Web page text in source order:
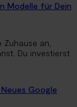
Modelle für Dein
an,
Du investierst
Google